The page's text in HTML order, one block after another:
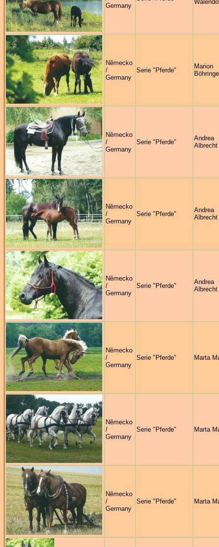
Germany
Německo
/
Germany
Serie "Pferde"
Marion
Německo
/
Germany
Serie "Pferde"
Andrea
Albrecht
Německo
/
Germany
Serie "Pferde"
Andrea
Albrecht
Německo
/
Germany
Serie "Pferde"
Andrea
Albrecht
Německo
/
Germany
Serie "Pferde" Marta
Německo
/
Germany
Serie "Pferde" Marta
Německo
/
Germany
Serie "Pferde" Marta